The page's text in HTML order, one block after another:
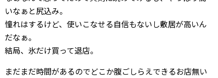
いなぁと尻込み。
憧れはするけど、使いこなせる自信もないし敷居が高いん
だなぁ。
結局、氷だけ買って退店。
まだまだ時間があるのでどこか腹ごしらえできるお店無い